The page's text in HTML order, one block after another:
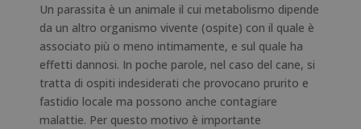
Un parassita è un animale il cui metabolismo dipende
da un altro organismo vivente (ospite) con il quale è
associato più o meno intimamente, e sul quale ha
effetti dannosi. In poche parole, nel caso del cane, si
tratta di ospiti indesiderati che provocano prurito e
fastidio locale ma possono anche contagiare
malattie. Per questo motivo è importante